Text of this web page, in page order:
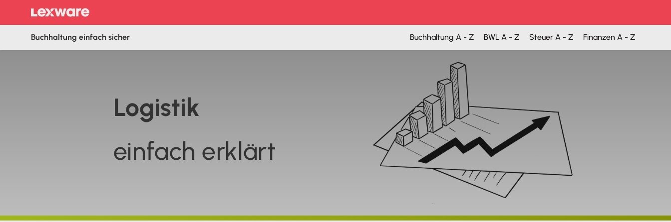
Buchhaltung einfach sicher Buchhaltung A - Z BWL A - Z Steuer A - Z Finanzen A - Z
Logistik
einfach erklärt